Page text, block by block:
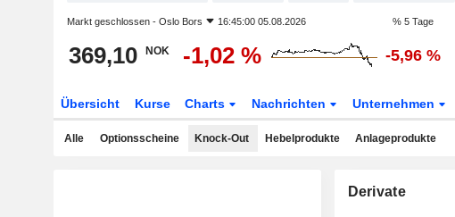
Markt geschlossen - Oslo Bors 16:45:00 05.08.2026 % 5 Tage
369,10 NOK -1,02 % -5,96 %
Übersicht Kurse Charts Nachrichten Unternehmen
Alle Optionsscheine Knock-Out Hebelprodukte Anlageprodukte
Derivate